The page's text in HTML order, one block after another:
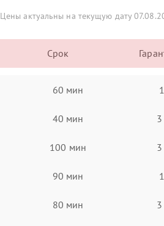
Цены актуальны на текущую дату
Срок
60 мин
40 мин
100 мин
90 мин
80 мин